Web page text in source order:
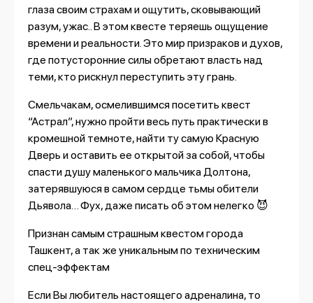
глаза своим страхам и ощутить, сковывающий
разум, ужас.. В этом квесте теряешь ощущение
времени и реальности. Это мир призраков и духов,
где потусторонние силы обретают власть над
теми, кто рискнул переступить эту грань.
Смельчакам, осмелившимся посетить квест
“Астрал”, нужно пройти весь путь практически в
кромешной темноте, найти ту самую Красную
Дверь и оставить ее открытой за собой, чтобы
спасти душу маленького мальчика Долтона,
затерявшуюся в самом сердце тьмы обители
Дьявола… Фух, даже писать об этом нелегко 😈
Признан самым страшным квестом города
Ташкент, а так же уникальным по техническим
спец-эффектам
Если Вы любитель настоящего адреналина, то